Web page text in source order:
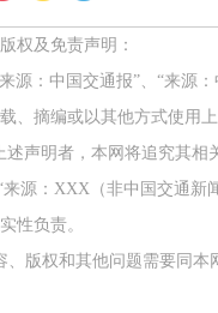
权及免责声明：
源：中国交通报”、“来源
、摘编或以其他方式使用
述声明者，本网将追究其相
来源：XXX（非中国交通新
性负责。
、版权和其他问题需要同本